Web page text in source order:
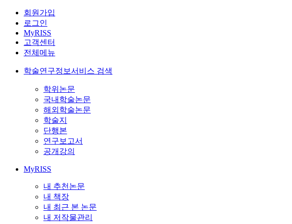
회원가입
로그인
MyRISS
고객센터
전체메뉴
학술연구정보서비스 검색
학위논문
국내학술논문
해외학술논문
학술지
단행본
연구보고서
공개강의
MyRISS
내 추천논문
내 책장
내 최근 본 논문
내 저작물관리